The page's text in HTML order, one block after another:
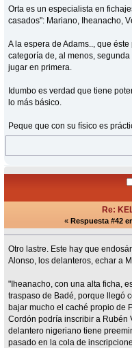
Orta es un especialista en
casados": Mariano, Iheanacho,
A la espera de Adams.., que
categoría de, al menos,
jugar en primera.
Idumbo es verdad que tiene
lo más básico.
Peque que con su físico es
Re:
« Respuesta #42
Otro lastre. Este hay que
Alonso, los delanteros, echar a
"Iheanacho, con una alta ficha,
traspaso de Badé, porque llegó
bajar mucho el caché propio de
Cordón podría inscribir a Rubén
delantero nigeriano tiene
pasado en la cola de